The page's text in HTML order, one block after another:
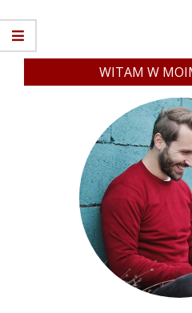
WITAM W